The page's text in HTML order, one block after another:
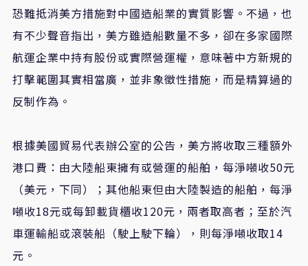
恐難抵消美方措施對中國造船業的實質影響。不過，也
有不少聲音指出，美方雖造船數量不多，卻在多家國際
航運企業中持有股份或實際營運權，意味著中方新規的
打擊範圍其實相當廣，並非象徵性措施，而是精算過的
反制作為。
根據美國貿易代表辦公室的公告，美方將收取三種額外
港口費：由大陸船東擁有或營運的船舶，每淨噸收50元
（美元，下同）；其他船東但由大陸製造的船舶，每淨
噸收18元或每卸載貨櫃收120元，兩者取高者；至於汽
車運輸船或滾裝船（駛上駛下輪），則每淨噸收取14
元。